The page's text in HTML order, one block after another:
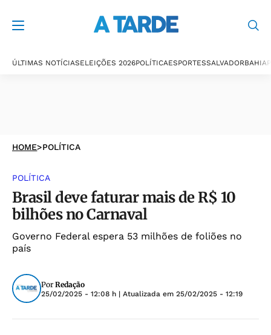
ÚLTIMAS NOTÍCIASELEIÇÕES 2026POLÍTICAESPORTESSALVADORBAHIA
HOME>POLÍTICA
POLÍTICA
Brasil deve faturar mais de R$ 10
bilhões no Carnaval
Governo Federal espera 53 milhões de foliões no
país
Por Redação
25/02/2025 - 12:08 h | Atualizada em 25/02/2025 - 12:19